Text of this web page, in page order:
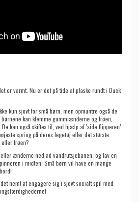
er varmt. Nu er det på tide at plaske rundt i Duck
kun sjovt for små børn, men opmuntre også de
kan klemme gummiænderne og frøen,
kan også skiftes til, ved hjælp af ’side flipperen’
spring på deres legetøj eller det største
eller frøen?
ænderne ned ad vandrutsjebanen, og lav en
i midten. Små børn vil have en mange
nemt at engagere sig i sjovt socialt spil med